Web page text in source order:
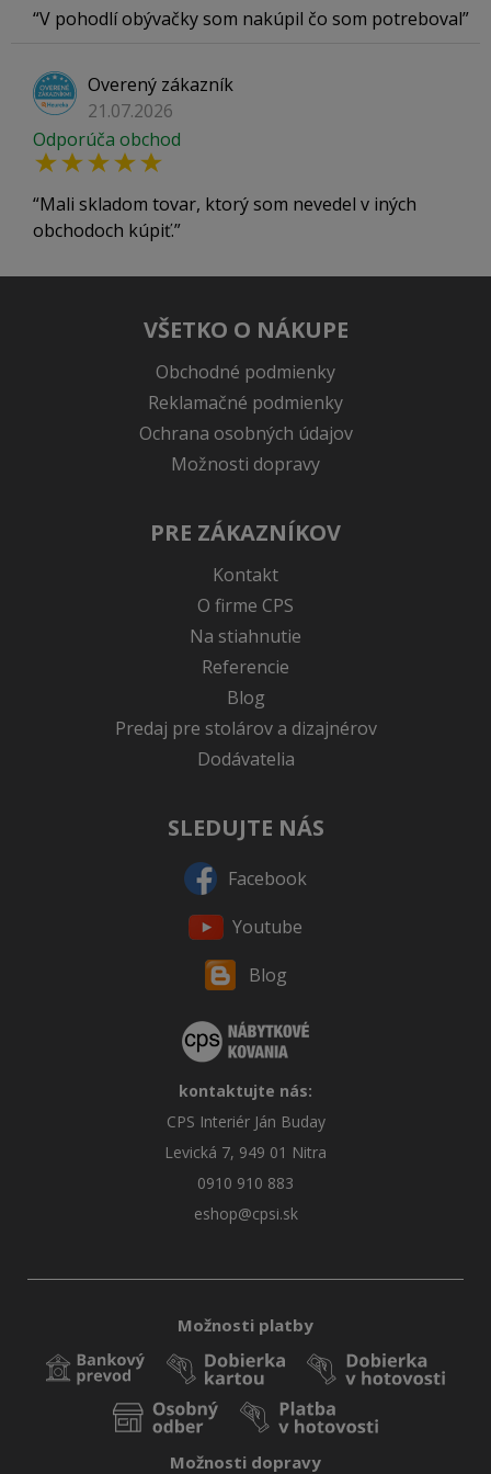
V pohodlí obývačky som nakúpil čo som potreboval
Overený zákazník
21.07.2026
Odporúča obchod
Mali skladom tovar, ktorý som nevedel v iných
obchodoch kúpiť.
VŠETKO O NÁKUPE
Obchodné podmienky
Reklamačné podmienky
Ochrana osobných údajov
Možnosti dopravy
PRE ZÁKAZNÍKOV
Kontakt
O firme CPS
Na stiahnutie
Referencie
Blog
Predaj pre stolárov a dizajnérov
Dodávatelia
SLEDUJTE NÁS
Facebook
Youtube
Blog
kontaktujte nás:
CPS Interiér Ján Buday
Levická 7, 949 01 Nitra
0910 910 883
eshop@cpsi.sk
Možnosti platby
Možnosti dopravy